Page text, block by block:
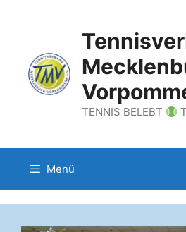
TENNIS BELEBT
Menü